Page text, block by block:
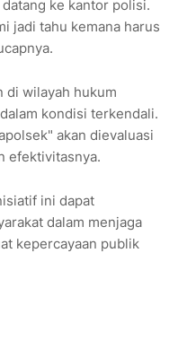
ke kantor polisi.
jadi tahu kemana harus
di wilayah hukum
kondisi terkendali.
akan dievaluasi
efektivitasnya.
ini dapat
dalam menjaga
kepercayaan publik